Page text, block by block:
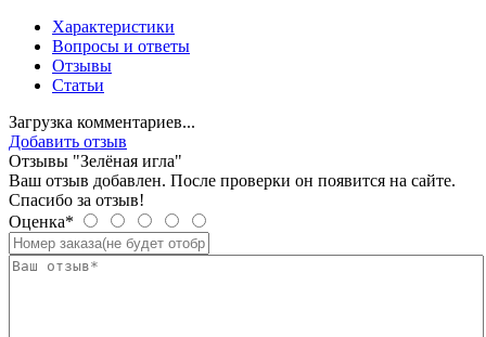
Характеристики
Вопросы и ответы
Отзывы
Статьи
Загрузка комментариев...
Добавить отзыв
Отзывы "Зелёная игла"
Ваш отзыв добавлен. После проверки он появится на сайте.
Спасибо за отзыв!
Оценка*